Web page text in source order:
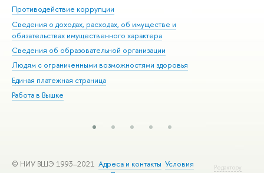
Противодействие коррупции
Сведения о доходах, расходах, об имуществе и
обязательствах имущественного характера
Сведения об образовательной организации
Людям с ограниченными возможностями здоровья
Единая платежная страница
Работа в Вышке
Редактору
© НИУ ВШЭ 1993–2021 Адреса и контакты Условия